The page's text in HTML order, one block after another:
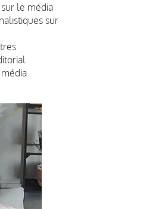
le média
sur